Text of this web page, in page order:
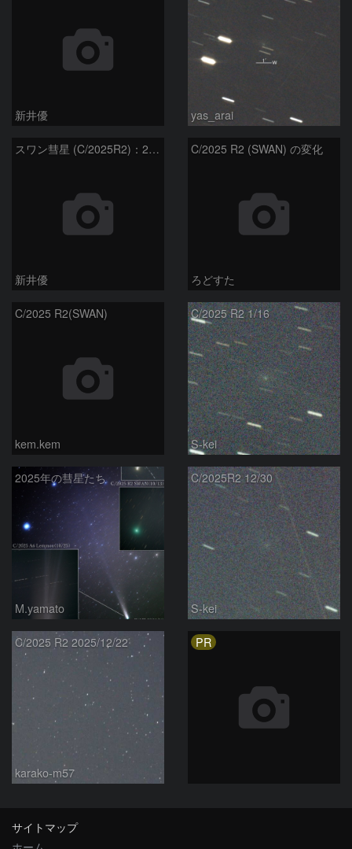
新井優 yas_arai
スワン彗星 (C/2025R2)：2026/01/20
新井優
C/2025 R2 (SWAN) の変化
ろどすた
C/2025 R2(SWAN)
kem.kem
C/2025 R2 1/16
S-kei
2025年の彗星たち
M.yamato
C/2025R2 12/30
S-kei
C/2025 R2 2025/12/22
karako-m57
PR
サイトマップ